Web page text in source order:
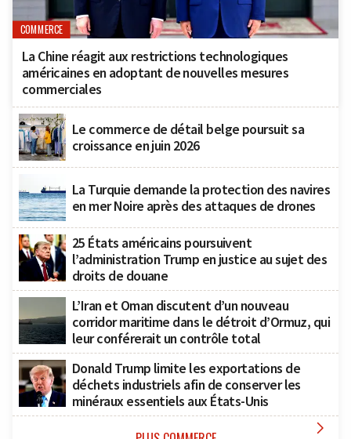
COMMERCE
La Chine réagit aux restrictions technologiques
américaines en adoptant de nouvelles mesures
commerciales
Le commerce de détail belge poursuit sa
croissance en juin 2026
La Turquie demande la protection des navires
en mer Noire après des attaques de drones
25 États américains poursuivent
l’administration Trump en justice au sujet des
droits de douane
L’Iran et Oman discutent d’un nouveau
corridor maritime dans le détroit d’Ormuz, qui
leur conférerait un contrôle total
Donald Trump limite les exportations de
déchets industriels afin de conserver les
minéraux essentiels aux États-Unis
